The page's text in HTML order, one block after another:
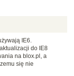
IE6.
do IE8
na blox.pl, a
się nie